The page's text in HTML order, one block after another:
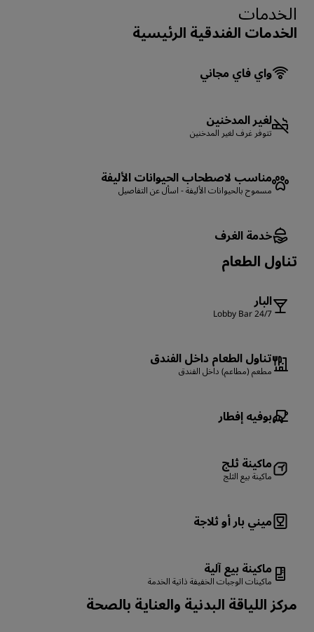
الخدمات
الخدمات الفندقية الرئيسية
واي فاي مجاني
لغير المدخنين
تتوفر غرف لغير المدخنين
مناسب لاصطحاب الحيوانات الأليفة
مسموح بالحيوانات الأليفة - اسأل عن التفاصيل
خدمة الغرف
تناول الطعام
البار
24/7 Lobby Bar
تناول الطعام داخل الفندق
مطعم (مطاعم) داخل الفندق
بوفيه إفطار
ماكينة ثلج
ماكينة بيع الثلج
ميني بار أو ثلاجة
ماكينة بيع آلية
ماكينات الوجبات الخفيفة ذاتية الخدمة
مركز اللياقة البدنية والعناية بالصحة